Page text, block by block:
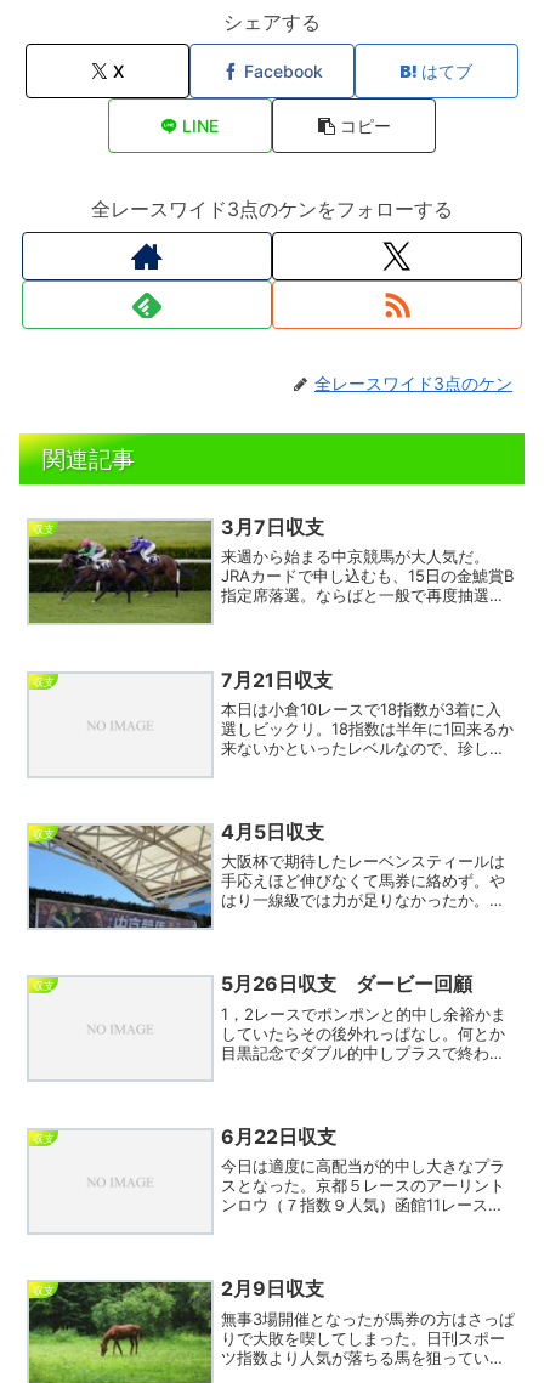
シェアする
X Facebook はてブ
LINE コピー
全レースワイド3点のケンをフォローする
全レースワイド3点のケン
関連記事
収支 3月7日収支
来週から始まる中京競馬が大人気だ。
JRAカードで申し込むも、15日の金鯱賞B
指定席落選。ならばと一般で再度抽選も
た、土曜日分で当選し...
収支 7月21日収支
本日は小倉10レースで18指数が3着に入
選しビックリ。18指数は半年に1回来るか
来ないかといったレベルなので、珍しい
して予想していた...
収支 4月5日収支
大阪杯で期待したレーベンスティールは
手応えほど伸びなくて馬券に絡めず。や
はり一線級では力が足りなかったか。ま
の回収率11％の大負け。...
収支 5月26日収支 ダービー回顧
1，2レースでポンポンと的中し余裕かま
していたらその後外れっぱなし。何とか
目黒記念でダブル的中しプラスで終わる
日だったが最後に9...
収支 6月22日収支
今日は適度に高配当が的中し大きなプラ
スとなった。京都５レースのアーリント
ンロウ（７指数９人気）函館11レースコ
外になるとワイド...
収支 2月9日収支
無事3場開催となったが馬券の方はさっぱ
りで大敗を喫してしまった。日刊スポー
ツ指数より人気が落ちる馬を狙っていく